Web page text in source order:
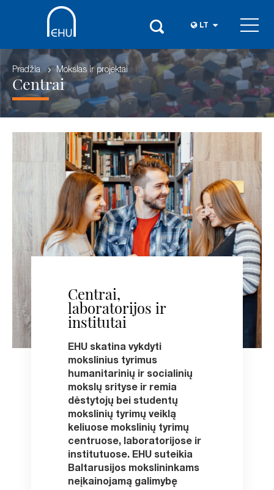
LT
Pradžia Mokslas ir projektai
Centrai
Centrai,
laboratorijos ir
institutai
EHU skatina vykdyti
mokslinius tyrimus
humanitarinių ir socialinių
mokslų srityse ir remia
dėstytojų bei studentų
mokslinių tyrimų veiklą
keliuose mokslinių tyrimų
centruose, laboratorijose ir
institutuose. EHU suteikia
Baltarusijos mokslininkams
neįkainojamą galimybę